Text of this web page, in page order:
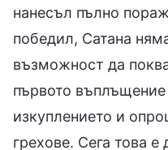
нанесъл пълно
победил, Сатана
възможност да
първото
изкуплението и
грехове. Сега това